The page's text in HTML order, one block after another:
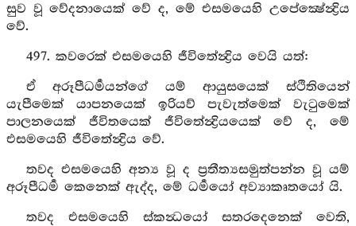
සුව වූ වේදනායෙක් වේ ද, මේ එසමයෙහි උපේක්‍ෂේන්‍ද්‍රිය
වේ.
497. කවරෙක් එසමයෙහි ජීවිතේන්‍ද්‍රිය වෙයි යත්:
ඒ අරූපීධර්‍මයන්ගේ යම් ආයුසයෙක් ස්ථිතියෙන්
යැපීමෙක් යාපනයෙක් ඉරියව් පැවැත්මෙක් වැටුමෙක්
පාලනයෙක් ජීවිතයෙක් ජීවිතේන්‍ද්‍රියයෙක් වේ ද, මේ
එසමයෙහි ජීවිතේන්‍ද්‍රිය වේ.
තවද එසමයෙහි අන්‍ය වූ ද ප්‍රතීත්‍යසමුත්පන්න වූ යම්
අරූපීධර්‍ම කෙනෙක් ඇද්ද, මේ ධර්‍මයෝ අව්‍යාකෘතයෝ යි.
තවද එසමයෙහි ස්කන්‍ධයෝ සතරදෙනෙක් වෙති,